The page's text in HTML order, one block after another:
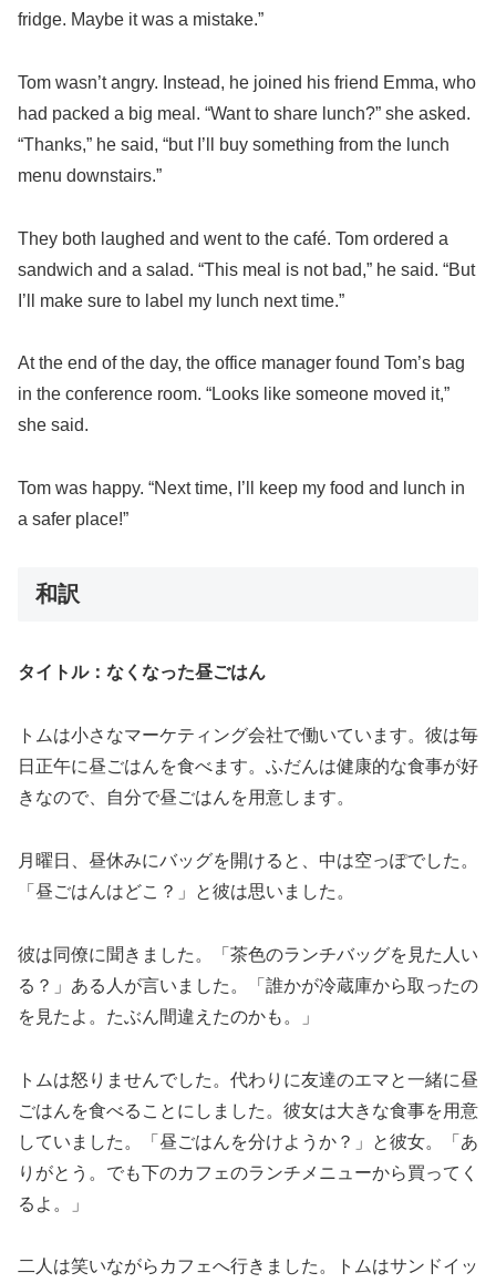
fridge. Maybe it was a mistake.”
Tom wasn’t angry. Instead, he joined his friend Emma, who
had packed a big meal. “Want to share lunch?” she asked.
“Thanks,” he said, “but I’ll buy something from the lunch
menu downstairs.”
They both laughed and went to the café. Tom ordered a
sandwich and a salad. “This meal is not bad,” he said. “But
I’ll make sure to label my lunch next time.”
At the end of the day, the office manager found Tom’s bag
in the conference room. “Looks like someone moved it,”
she said.
Tom was happy. “Next time, I’ll keep my food and lunch in
a safer place!”
和訳
タイトル：なくなった昼ごはん
トムは小さなマーケティング会社で働いています。彼は毎
日正午に昼ごはんを食べます。ふだんは健康的な食事が好
きなので、自分で昼ごはんを用意します。
月曜日、昼休みにバッグを開けると、中は空っぽでした。
「昼ごはんはどこ？」と彼は思いました。
彼は同僚に聞きました。「茶色のランチバッグを見た人い
る？」ある人が言いました。「誰かが冷蔵庫から取ったの
を見たよ。たぶん間違えたのかも。」
トムは怒りませんでした。代わりに友達のエマと一緒に昼
ごはんを食べることにしました。彼女は大きな食事を用意
していました。「昼ごはんを分けようか？」と彼女。「あ
りがとう。でも下のカフェのランチメニューから買ってく
るよ。」
二人は笑いながらカフェへ行きました。トムはサンドイッ